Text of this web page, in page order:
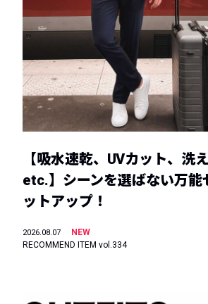
【吸水速乾、UVカット、洗
etc.】シーンを選ばない万能
ットアップ！
2026.08.07
NEW
RECOMMEND ITEM vol.334